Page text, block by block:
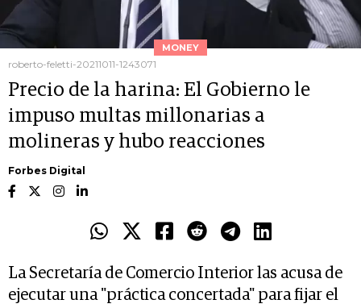
MONEY
roberto-feletti-20211011-1243071
Precio de la harina: El Gobierno le
impuso multas millonarias a
molineras y hubo reacciones
Forbes Digital
La Secretaría de Comercio Interior las acusa de
ejecutar una "práctica concertada" para fijar el